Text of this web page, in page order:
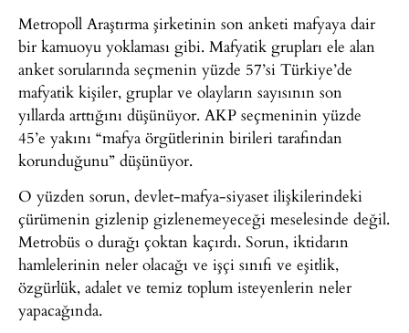
Metropoll Araştırma şirketinin son anketi mafyaya dair
bir kamuoyu yoklaması gibi. Mafyatik grupları ele alan
anket sorularında seçmenin yüzde 57’si Türkiye’de
mafyatik kişiler, gruplar ve olayların sayısının son
yıllarda arttığını düşünüyor. AKP seçmeninin yüzde
45’e yakını “mafya örgütlerinin birileri tarafından
korunduğunu” düşünüyor.
O yüzden sorun, devlet-mafya-siyaset ilişkilerindeki
çürümenin gizlenip gizlenemeyeceği meselesinde değil.
Metrobüs o durağı çoktan kaçırdı. Sorun, iktidarın
hamlelerinin neler olacağı ve işçi sınıfı ve eşitlik,
özgürlük, adalet ve temiz toplum isteyenlerin neler
yapacağında.